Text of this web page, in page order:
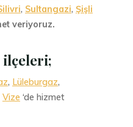
, Sultangazi,Şişli
veriyoruz.
ilçeleri;
, Lüleburgaz,
Vize ‘de hizmet